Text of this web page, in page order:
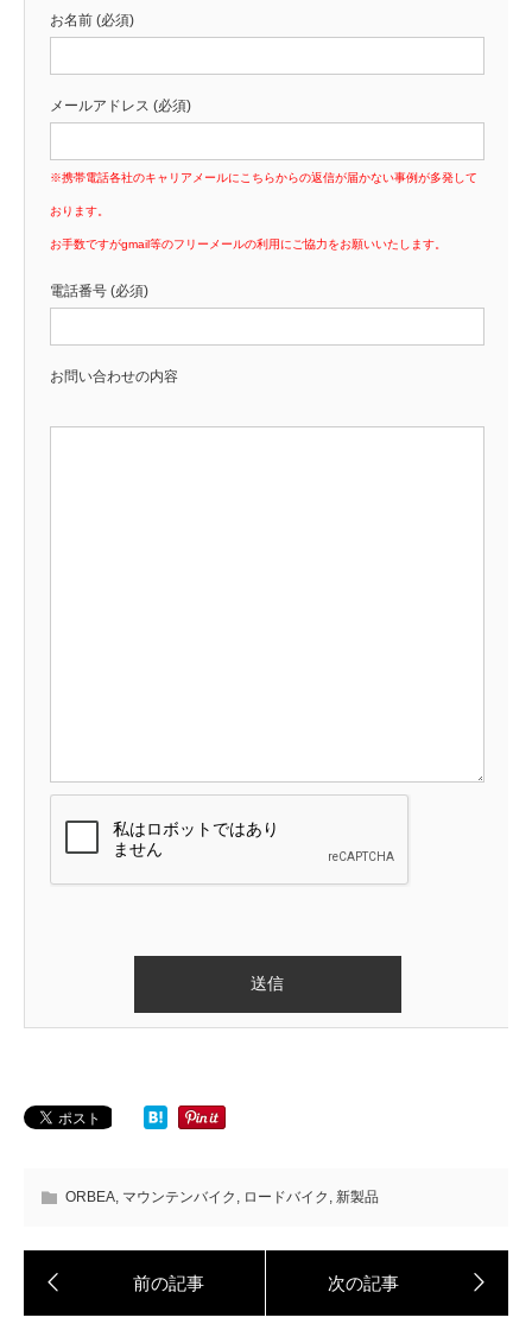
お名前 (必須)
メールアドレス (必須)
※携帯電話各社のキャリアメールにこちらからの返信が届かない事例が多発して
おります。
お手数ですがgmail等のフリーメールの利用にご協力をお願いいたします。
電話番号 (必須)
お問い合わせの内容
ORBEA マウンテンバイク ロードバイク 新製品